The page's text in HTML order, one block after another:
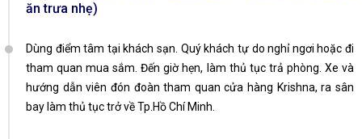
ăn trưa nhẹ)
Dùng điểm tâm tại khách sạn. Quý khách tự do nghỉ ngơi hoặc đi
tham quan mua sắm. Đến giờ hẹn, làm thủ tục trả phòng. Xe và
hướng dẫn viên đón đoàn tham quan cửa hàng Krishna, ra sân
bay làm thủ tục trở về Tp.Hồ Chí Minh.